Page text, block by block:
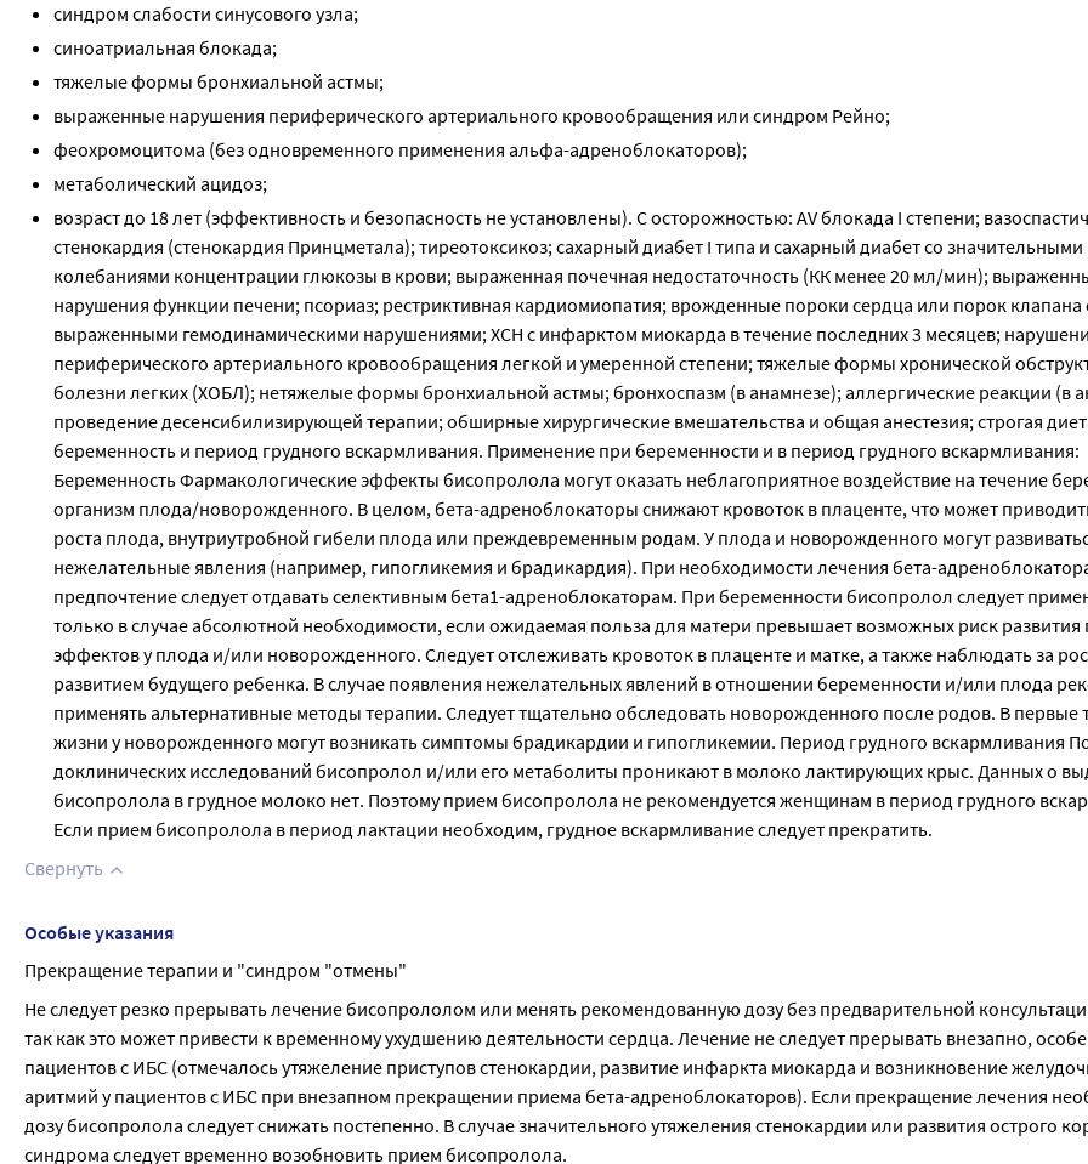
синдром слабости синусового узла;
синоатриальная блокада;
тяжелые формы бронхиальной астмы;
выраженные нарушения периферического артериального кровообращения или синдром Рейно;
феохромоцитома (без одновременного применения альфа-адреноблокаторов);
метаболический ацидоз;
возраст до 18 лет (эффективность и безопасность не установлены). С осторожностью: AV блокада I степени;
стенокардия (стенокардия Принцметала); тиреотоксикоз; сахарный диабет I типа и сахарный диабет со значительными
колебаниями концентрации глюкозы в крови; выраженная почечная недостаточность (КК менее 20 мл/мин);
нарушения функции печени; псориаз; рестриктивная кардиомиопатия; врожденные пороки сердца или порок клапана
выраженными гемодинамическими нарушениями; ХСН с инфарктом миокарда в течение последних 3 месяцев;
периферического артериального кровообращения легкой и умеренной степени; тяжелые формы хронической
болезни легких (ХОБЛ); нетяжелые формы бронхиальной астмы; бронхоспазм (в анамнезе); аллергические реакции (в
проведение десенсибилизирующей терапии; обширные хирургические вмешательства и общая анестезия; строгая
беременность и период грудного вскармливания. Применение при беременности и в период грудного вскармливания:
Беременность Фармакологические эффекты бисопролола могут оказать неблагоприятное воздействие на течение
организм плода/новорожденного. В целом, бета-адреноблокаторы снижают кровоток в плаценте, что может
роста плода, внутриутробной гибели плода или преждевременным родам. У плода и новорожденного могут
нежелательные явления (например, гипогликемия и брадикардия). При необходимости лечения бета-
предпочтение следует отдавать селективным бета1-адреноблокаторам. При беременности бисопролол следует
только в случае абсолютной необходимости, если ожидаемая польза для матери превышает возможных риск
эффектов у плода и/или новорожденного. Следует отслеживать кровоток в плаценте и матке, а также наблюдать за
развитием будущего ребенка. В случае появления нежелательных явлений в отношении беременности и/или плода
применять альтернативные методы терапии. Следует тщательно обследовать новорожденного после родов. В первые
жизни у новорожденного могут возникать симптомы брадикардии и гипогликемии. Период грудного вскармливания
доклинических исследований бисопролол и/или его метаболиты проникают в молоко лактирующих крыс. Данных о
бисопролола в грудное молоко нет. Поэтому прием бисопролола не рекомендуется женщинам в период грудного
Если прием бисопролола в период лактации необходим, грудное вскармливание следует прекратить.
Свернуть
Особые указания
Прекращение терапии и "синдром "отмены"
Не следует резко прерывать лечение бисопрололом или менять рекомендованную дозу без предварительной
так как это может привести к временному ухудшению деятельности сердца. Лечение не следует прерывать внезапно,
пациентов с ИБС (отмечалось утяжеление приступов стенокардии, развитие инфаркта миокарда и возникновение
аритмий у пациентов с ИБС при внезапном прекращении приема бета-адреноблокаторов). Если прекращение лечения
дозу бисопролола следует снижать постепенно. В случае значительного утяжеления стенокардии или развития острого
синдрома следует временно возобновить прием бисопролола.